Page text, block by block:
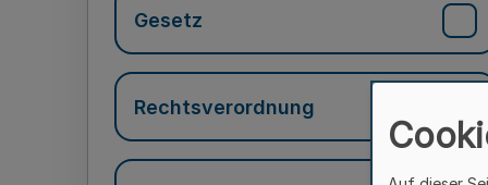
Gesetz
Rechtsverordnung